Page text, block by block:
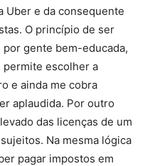
Uber e da consequente
O princípio de ser
gente bem-educada,
permite escolher a
e ainda me cobra
aplaudida. Por outro
das licenças de um
Na mesma lógica
pagar impostos em